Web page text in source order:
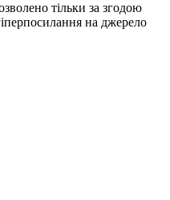
тільки за згодою
на джерело